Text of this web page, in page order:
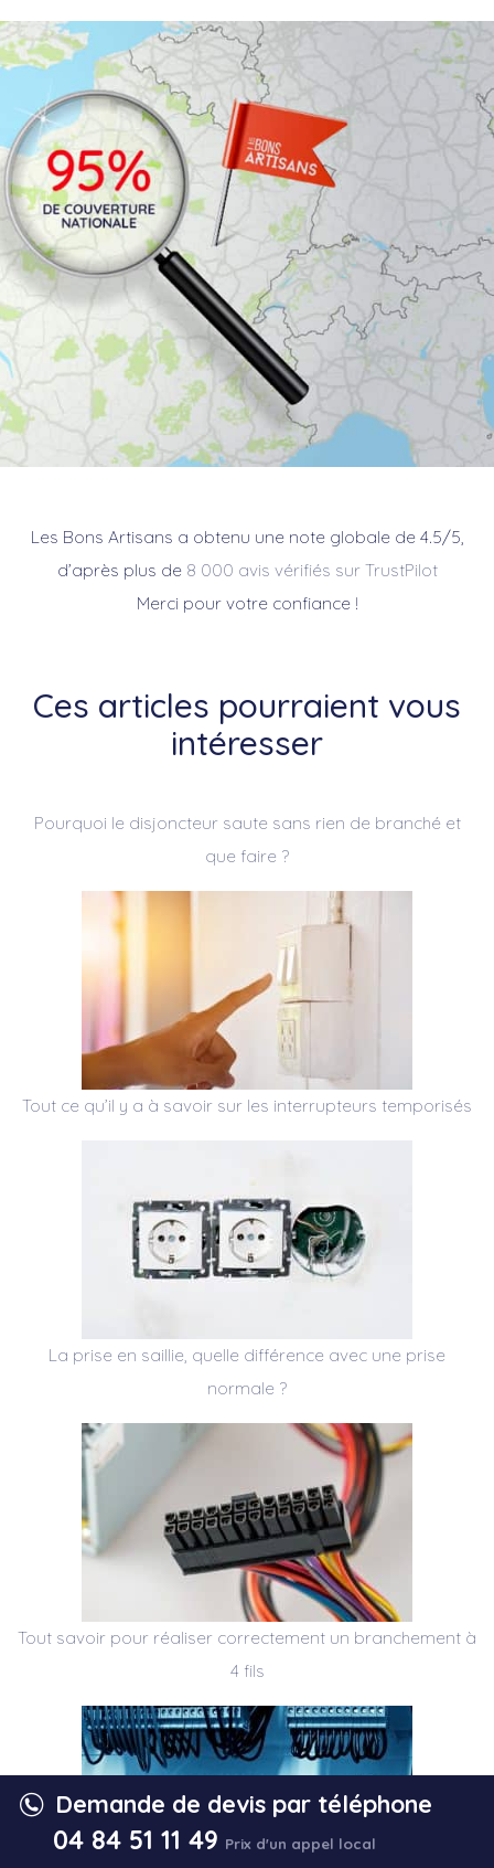
Les Bons Artisans a obtenu une note globale de 4.5/5,
d’après plus de 8 000 avis vérifiés sur TrustPilot
Merci pour votre confiance !
Ces articles pourraient vous
intéresser
Pourquoi le disjoncteur saute sans rien de branché et
que faire ?
Tout ce qu’il y a à savoir sur les interrupteurs temporisés
La prise en saillie, quelle différence avec une prise
normale ?
Tout savoir pour réaliser correctement un branchement à
4 fils
Demande de devis par téléphone
04 84 51 11 49 Prix d'un appel local